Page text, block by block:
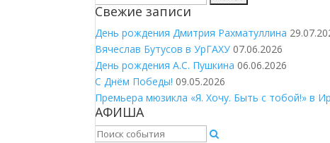
Свежие записи
День рождения Дмитрия Рахматуллина
Вячеслав Бутусов в УрГАХУ 07.06.2026
День рождения А.С. Пушкина 06.06.2026
С Днём Победы! 09.05.2026
Премьера мюзикла «Я. Хочу. Быть с тобой!» в
АФИША